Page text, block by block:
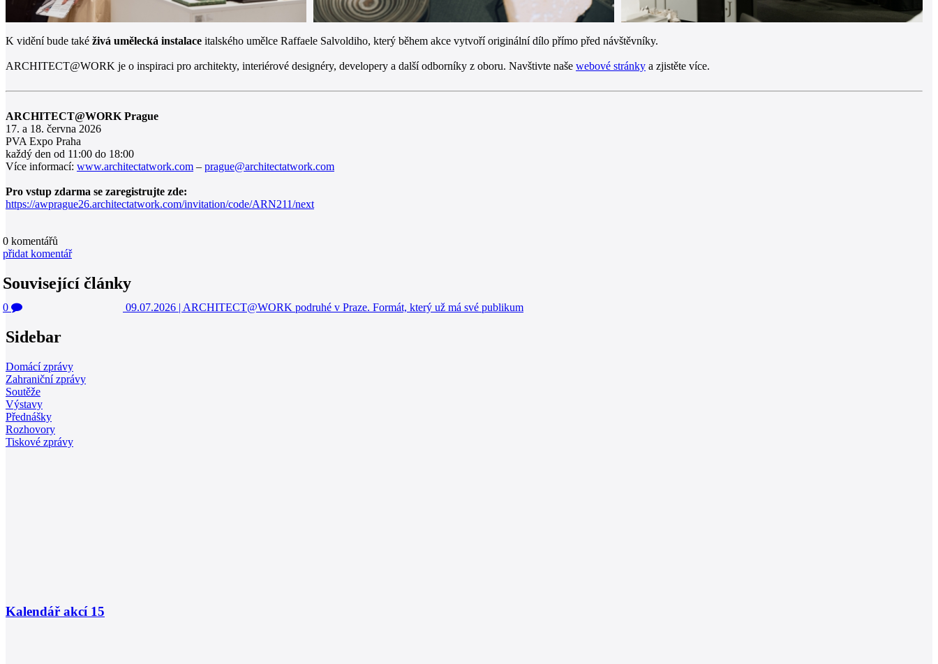
K vidění bude také živá umělecká instalace italského umělce Raffaele Salvoldiho, který během akce vytvoří originální dílo přímo před návštěvníky.
ARCHITECT@WORK je o inspiraci pro architekty, interiérové designéry, developery a další odborníky z oboru. Navštivte naše webové stránky a zjistěte více.
ARCHITECT@WORK Prague
17. a 18. června 2026
PVA Expo Praha
každý den od 11:00 do 18:00
Více informací: www.architectatwork.com – prague@architectatwork.com
Pro vstup zdarma se zaregistrujte zde:
https://awprague26.architectatwork.com/invitation/code/ARN211/next
0 komentářů
přidat komentář
Související články
0 09.07.2026 ARCHITECT@WORK podruhé v Praze. Formát, který už má své publikum
Sidebar
Domácí zprávy
Zahraniční zprávy
Soutěže
Výstavy
Přednášky
Rozhovory
Tiskové zprávy
Kalendář akcí 15